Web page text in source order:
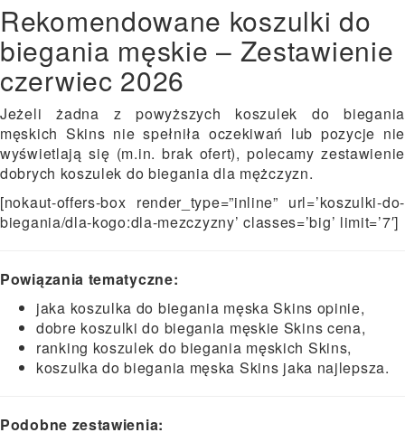
Rekomendowane koszulki do
biegania męskie – Zestawienie
czerwiec 2026
Jeżeli żadna z powyższych koszulek do biegania
męskich Skins nie spełniła oczekiwań lub pozycje nie
wyświetlają się (m.in. brak ofert), polecamy zestawienie
dobrych koszulek do biegania dla mężczyzn.
[nokaut-offers-box render_type=”inline” url=’koszulki-do-
biegania/dla-kogo:dla-mezczyzny’ classes=’big’ limit=’7′]
Powiązania tematyczne:
jaka koszulka do biegania męska Skins opinie,
dobre koszulki do biegania męskie Skins cena,
ranking koszulek do biegania męskich Skins,
koszulka do biegania męska Skins jaka najlepsza.
Podobne zestawienia: